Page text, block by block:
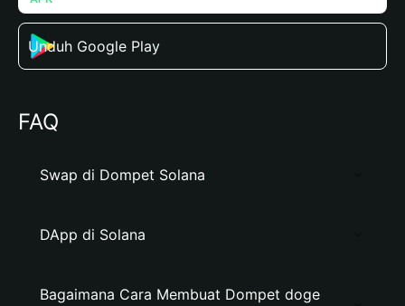
Unduh Google Play
FAQ
Swap di Dompet Solana
DApp di Solana
Bagaimana Cara Membuat Dompet doge